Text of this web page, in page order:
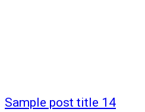
Sample post title 14